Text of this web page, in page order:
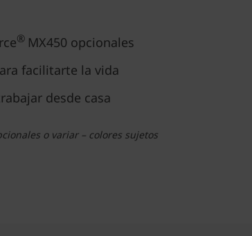
® MX450 opcionales
facilitarte la vida
desde casa
o variar – colores sujetos